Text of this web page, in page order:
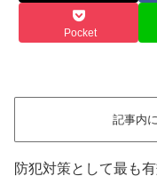
Pocket
記事内
防犯対策として最も